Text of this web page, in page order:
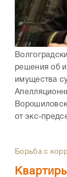
решения об
имущества
от экс-
Борьба с